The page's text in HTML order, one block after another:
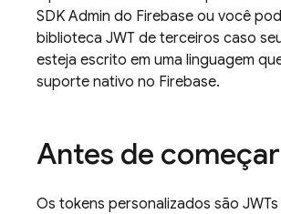
SDK Admin do Firebase ou você
biblioteca JWT de terceiros caso
esteja escrito em uma linguagem
suporte nativo no Firebase.
Antes de começar
Os tokens personalizados são